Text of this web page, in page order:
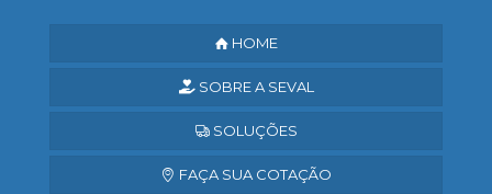
HOME
SOBRE A SEVAL
SOLUÇÕES
FAÇA SUA COTAÇÃO